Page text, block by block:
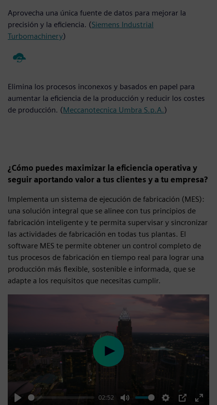
Aprovecha una única fuente de datos para mejorar la
precisión y la eficiencia. (Siemens Industrial
Turbomachinery)
Elimina los procesos inconexos y basados en papel para
aumentar la eficiencia de la producción y reducir los costes
de producción. (Meccanotecnica Umbra S.p.A.)
¿Cómo puedes maximizar la eficiencia operativa y
seguir aportando valor a tus clientes y a tu empresa?
Implementa un sistema de ejecución de fabricación (MES):
una solución integral que se alinee con tus principios de
fabricación inteligente y te permita supervisar y sincronizar
las actividades de fabricación en todas tus plantas. El
software MES te permite obtener un control completo de
tus procesos de fabricación en tiempo real para lograr una
producción más flexible, sostenible e informada, que se
adapte a los requisitos que necesitas cumplir.
02:52
Play